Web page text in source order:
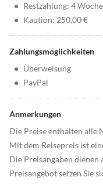
• Restzahlung: 4
• Kaution: 250,00 €
Zahlungsmöglichkeiten
• Überweisung
• PayPal
Anmerkungen
Die Preise enthalten alle
Mit dem Reisepreis ist
Die Preisangaben
Preisangebot setzen Sie